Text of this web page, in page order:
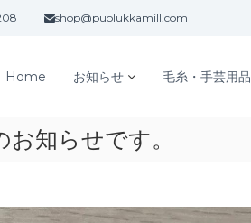
shop@puolukkamill.com
Home お知らせ 毛糸・手芸用品
知らせです。